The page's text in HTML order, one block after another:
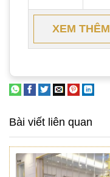
XEM THÊM
Bài viết liên quan